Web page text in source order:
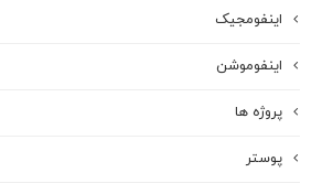
اینفومجیک
اینفوموشن
پروژه ها
پوستر